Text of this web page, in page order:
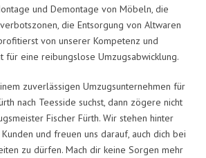
und Demontage von Möbeln, die
die Entsorgung von Altwaren
von unserer Kompetenz und
für eine reibungslose Umzugsabwicklung.
zuverlässigen Umzugsunternehmen für
nach Teesside suchst, dann zögere nicht
Fischer Fürth. Wir stehen hinter
und freuen uns darauf, auch dich bei
zu dürfen. Mach dir keine Sorgen mehr